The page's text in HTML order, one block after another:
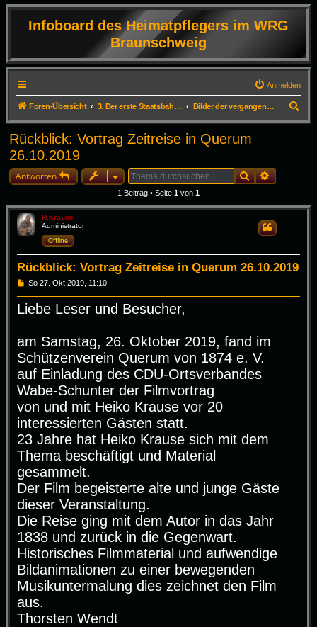
Infoboard des Heimatpflegers im WRG
Braunschweig
Anmelden
Foren-Übersicht 3. Der erste Staatsbahnhof Deutschlands in Braunschweig Bilder der vergangenen Veranstaltungen ab dem Jahr 2019
u
Rückblick: Vortrag Zeitreise in Querum
26.10.2019
Antworten SucheErweiterte
1 Beitrag • Seite 1 von 1
H.Krause
Administrator
Offline
Rückblick: Vortrag Zeitreise in Querum 26.10.2019
Zitieren
B
g
So 27. Okt 2019, 11:10
Liebe Leser und Besucher,
am Samstag, 26. Oktober 2019, fand im
Schützenverein Querum von 1874 e. V.
auf Einladung des CDU-Ortsverbandes
Wabe-Schunter der Filmvortrag
von und mit Heiko Krause vor 20
interessierten Gästen statt.
23 Jahre hat Heiko Krause sich mit dem
Thema beschäftigt und Material
gesammelt.
Der Film begeisterte alte und junge Gäste
dieser Veranstaltung.
Die Reise ging mit dem Autor in das Jahr
1838 und zurück in die Gegenwart.
Historisches Filmmaterial und aufwendige
Bildanimationen zu einer bewegenden
Musikuntermalung dies zeichnet den Film
aus.
Thorsten Wendt